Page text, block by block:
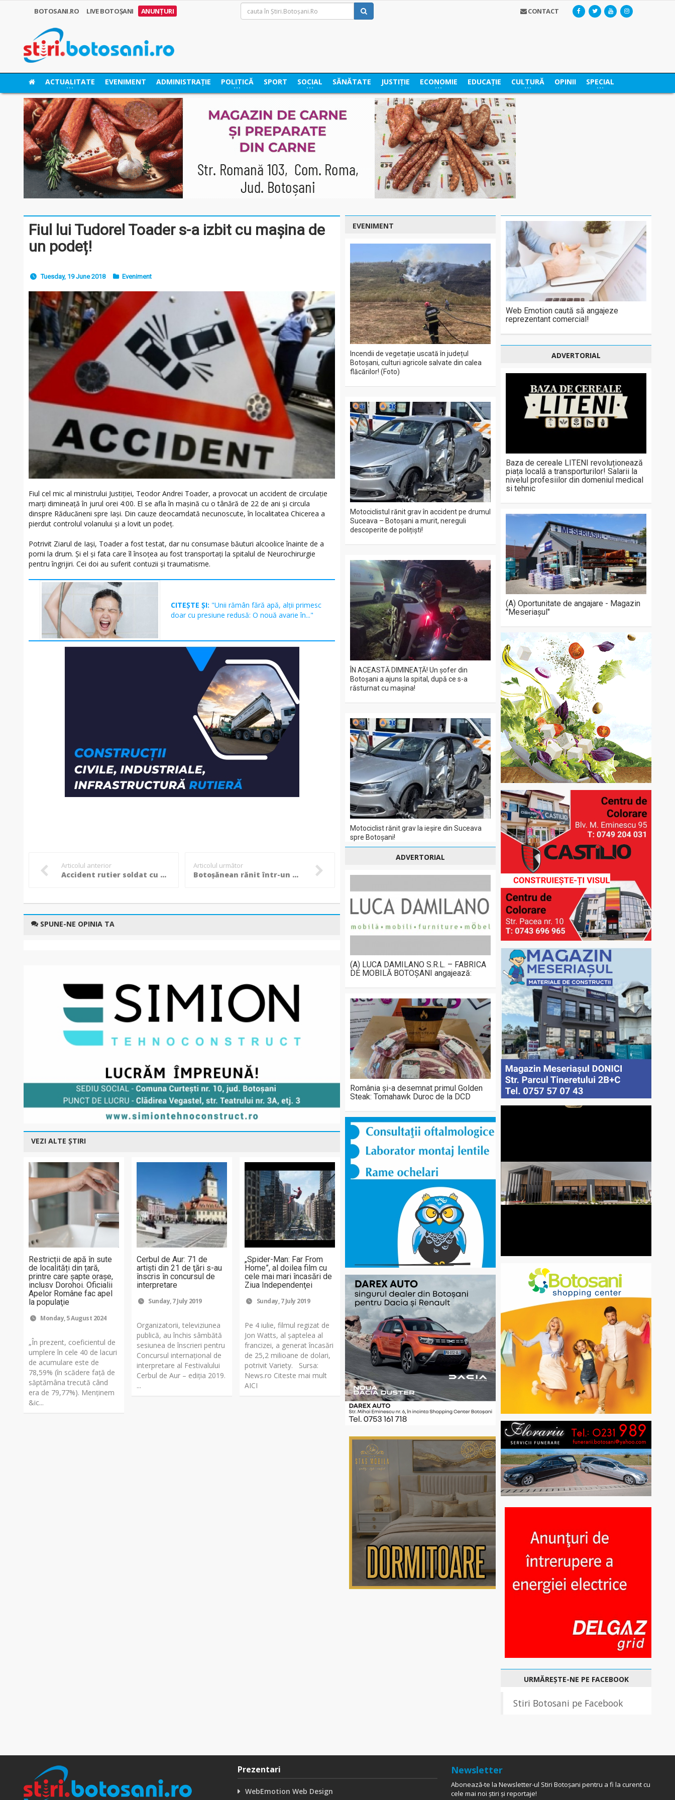
BOTOSANI.RO LIVE BOTOȘANI ANUNȚURI CONTACT
ACTUALITATE EVENIMENT ADMINISTRAȚIE POLITICĂ SPORT SOCIAL SĂNĂTATE JUSTIȚIE ECONOMIE EDUCAȚIE CULTURĂ OPINII SPECIAL
Fiul lui Tudorel Toader s-a izbit cu mașina de
un podeț!
Tuesday, 19 June 2018 Eveniment
Fiul cel mic al ministrului Justiției, Teodor Andrei Toader, a provocat un accident de circulație
marți dimineață în jurul orei 4:00. El se afla în mașină cu o tânără de 22 de ani și circula
dinspre Răducăneni spre Iași. Din cauze deocamdată necunoscute, în localitatea Chicerea a
pierdut controlul volanului și a lovit un podeț.
Potrivit Ziarul de Iași, Toader a fost testat, dar nu consumase băuturi alcoolice înainte de a
porni la drum. Și el și fata care îl însoțea au fost transportați la spitalul de Neurochirurgie
pentru îngrijiri. Cei doi au suferit contuzii și traumatisme.
CITEȘTE ȘI: "Unii rămân fără apă, alții primesc
doar cu presiune redusă: O nouă avarie în..."
Articolul anterior
Accident rutier soldat cu o persoană rănită și două mașini avariate!
Articolul următor
Botoșănean rănit într-un accident rutier produs de un sucevean imprudent!
SPUNE-NE OPINIA TA
VEZI ALTE ȘTIRI
Restricții de apă în sute
de localități din țară,
printre care șapte orașe,
inclusv Dorohoi. Oficialii
Apelor Române fac apel
la populaţie
Monday, 5 August 2024
„În prezent, coeficientul de
umplere în cele 40 de lacuri
de acumulare este de
78,59% (în scădere faţă de
săptămâna trecută când
era de 79,77%). Menţinem
&ic...
Cerbul de Aur: 71 de
artişti din 21 de ţări s-au
înscris în concursul de
interpretare
Sunday, 7 July 2019
Organizatorii, televiziunea
publică, au închis sâmbătă
sesiunea de înscrieri pentru
Concursul internaţional de
interpretare al Festivalului
Cerbul de Aur – ediţia 2019.
...
„Spider-Man: Far From
Home”, al doilea film cu
cele mai mari încasări de
Ziua Independenţei
Sunday, 7 July 2019
Pe 4 iulie, filmul regizat de
Jon Watts, al şaptelea al
francizei, a generat încasări
de 25,2 milioane de dolari,
potrivit Variety. Sursa:
News.ro Citeste mai mult
AICI
EVENIMENT
Incendii de vegetație uscată în județul
Botoșani, culturi agricole salvate din calea
flăcărilor! (Foto)
Motociclistul rănit grav în accident pe drumul
Suceava – Botoșani a murit, nereguli
descoperite de polițiști!
ÎN ACEASTĂ DIMINEAȚĂ! Un șofer din
Botoșani a ajuns la spital, după ce s-a
răsturnat cu mașina!
Motociclist rănit grav la ieșire din Suceava
spre Botoșani!
ADVERTORIAL
(A) LUCA DAMILANO S.R.L. – FABRICA
DE MOBILĂ BOTOȘANI angajează:
România și-a desemnat primul Golden
Steak: Tomahawk Duroc de la DCD
Web Emotion caută să angajeze
reprezentant comercial!
ADVERTORIAL
Baza de cereale LITENI revoluționează
piața locală a transporturilor! Salarii la
nivelul profesiilor din domeniul medical
si tehnic
(A) Oportunitate de angajare - Magazin
"Meseriașul"
URMĂREȘTE-NE PE FACEBOOK
Stiri Botosani pe Facebook
Prezentari
WebEmotion Web Design
Newsletter
Abonează-te la Newsletter-ul Stiri Botoșani pentru a fi la curent cu
cele mai noi știri și reportaje!